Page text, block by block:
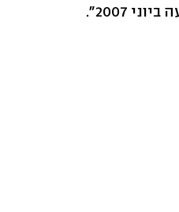
2007".